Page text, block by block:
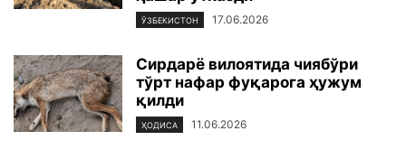
ЎЗБЕКИСТОН 17.06.2026
Сирдарё вилоятида чиябўри
тўрт нафар фуқарога ҳужум
қилди
ҲОДИСА 11.06.2026